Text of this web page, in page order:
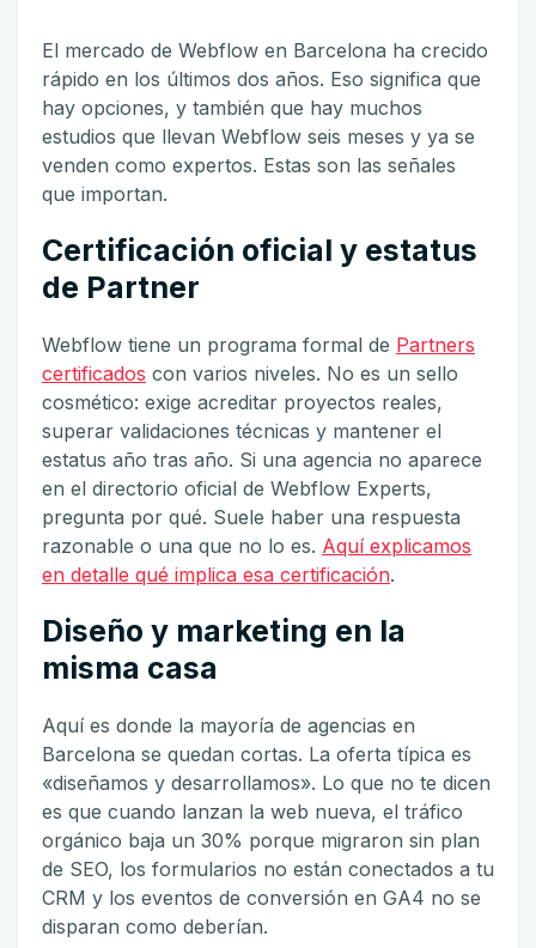
El mercado de Webflow en Barcelona ha crecido
rápido en los últimos dos años. Eso significa que
hay opciones, y también que hay muchos
estudios que llevan Webflow seis meses y ya se
venden como expertos. Estas son las señales
que importan.
Certificación oficial y estatus
de Partner
Webflow tiene un programa formal de Partners
certificados con varios niveles. No es un sello
cosmético: exige acreditar proyectos reales,
superar validaciones técnicas y mantener el
estatus año tras año. Si una agencia no aparece
en el directorio oficial de Webflow Experts,
pregunta por qué. Suele haber una respuesta
razonable o una que no lo es. Aquí explicamos
en detalle qué implica esa certificación.
Diseño y marketing en la
misma casa
Aquí es donde la mayoría de agencias en
Barcelona se quedan cortas. La oferta típica es
«diseñamos y desarrollamos». Lo que no te dicen
es que cuando lanzan la web nueva, el tráfico
orgánico baja un 30% porque migraron sin plan
de SEO, los formularios no están conectados a tu
CRM y los eventos de conversión en GA4 no se
disparan como deberían.